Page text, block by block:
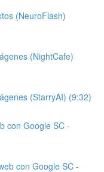
(NeuroFlash)
(NightCafe)
(StarryAI) (9:32)
con Google SC -
con Google SC -